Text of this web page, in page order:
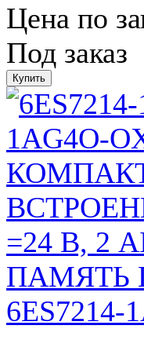
Цена по
Под заказ
6ES7214-